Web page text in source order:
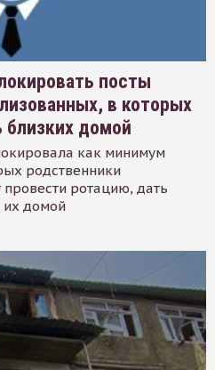
посты
в которых
близких домой
как минимум
родственники
ротацию, дать
их домой